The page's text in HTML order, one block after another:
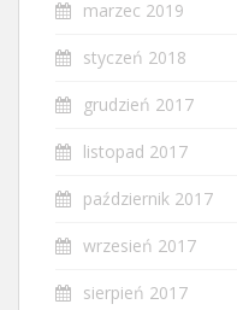
marzec 2019
styczeń 2018
grudzień 2017
listopad 2017
październik 2017
wrzesień 2017
sierpień 2017